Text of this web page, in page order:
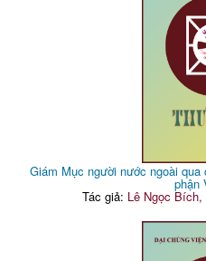
Giám Mục người nước ngoài
phận
Tác giả: Lê Ngọc